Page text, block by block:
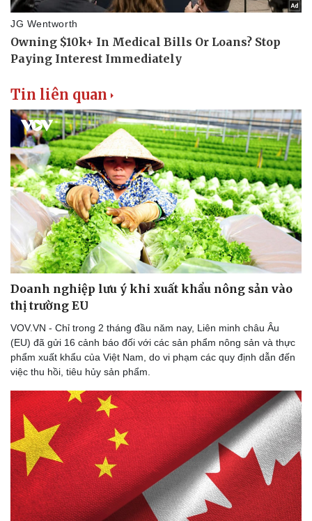
Âm nhạc
Di sản
Sao Việt
Du lịch
Tư vấn
Săn Tour
Podcast
Câu chuyện thời sự
Đọc truyện đêm khuya
Tin liên quan
Doanh nghiệp lưu ý khi xuất khẩu nông sản vào
thị trường EU
VOV.VN - Chỉ trong 2 tháng đầu năm nay, Liên minh châu Âu
(EU) đã gửi 16 cảnh báo đối với các sản phẩm nông sản và thực
phẩm xuất khẩu của Việt Nam, do vi phạm các quy định dẫn đến
việc thu hồi, tiêu hủy sản phẩm.